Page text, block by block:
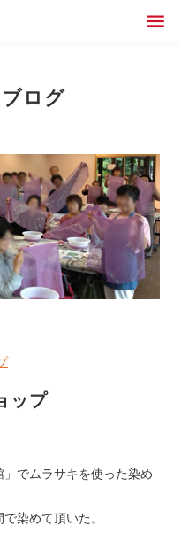
ログ
ップ
でムラサキを使った染め
染めて頂いた。